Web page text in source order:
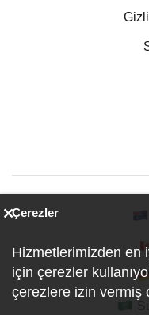
Çerezler
Hizmetlerimizden en
için çerezler
çerezlere izin vermiş